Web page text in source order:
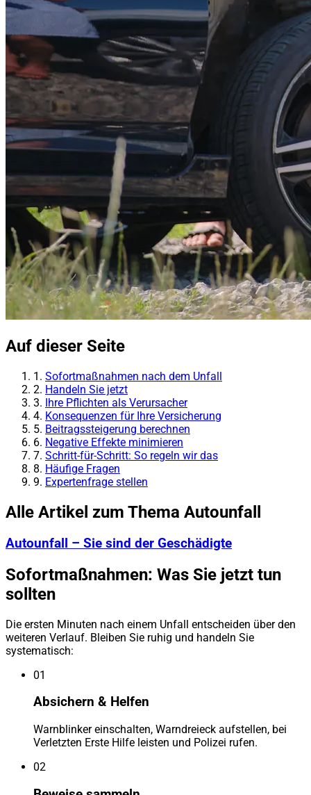
Auf dieser Seite
1. Sofortmaßnahmen nach dem Unfall
2. Handeln Sie jetzt
3. Ihre Pflichten als Verursacher
4. Konsequenzen für Ihre Versicherung
5. Beitragssteigerung berechnen
6. Negative Effekte minimieren
7. Schritt-für-Schritt: So regeln wir das
8. Häufige Fragen
9. Expertenfrage stellen
Alle Artikel zum Thema Autounfall
Autounfall – Sie sind der Geschädigte
Sofortmaßnahmen: Was Sie jetzt tun
sollten
Die ersten Minuten nach einem Unfall entscheiden über den
weiteren Verlauf. Bleiben Sie ruhig und handeln Sie
systematisch:
01
Absichern & Helfen
Warnblinker einschalten, Warndreieck aufstellen, bei
Verletzten Erste Hilfe leisten und Polizei rufen.
02